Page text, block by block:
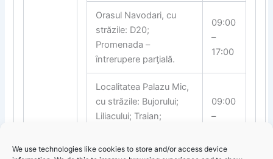
We use technologies like cookies to store and/or access device
Orasul Navodari, cu
străzile: D20;
Promenada –
ȋntrerupere parƫială.
09:00
–
17:00
Localitatea Palazu Mic,
cu străzile: Bujorului;
Liliacului; Traian;
ȋntrerupere parƫială.
09:00
–